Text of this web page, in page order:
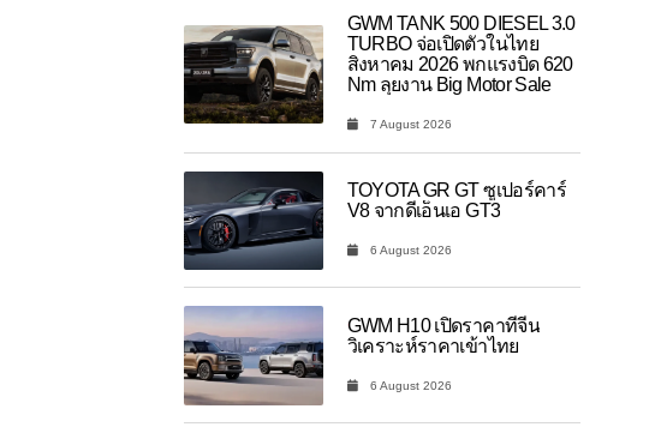
GWM TANK 500 DIESEL 3.0
TURBO จ่อเปิดตัวในไทย
สิงหาคม 2026 พกแรงบิด 620
Nm ลุยงาน Big Motor Sale
7 August 2026
TOYOTA GR GT ซูเปอร์คาร์
V8 จากดีเอ็นเอ GT3
6 August 2026
GWM H10 เปิดราคาที่จีน
วิเคราะห์ราคาเข้าไทย
6 August 2026